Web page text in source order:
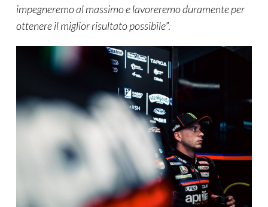
impegneremo al massimo e lavoreremo duramente per
ottenere il miglior risultato possibile”.